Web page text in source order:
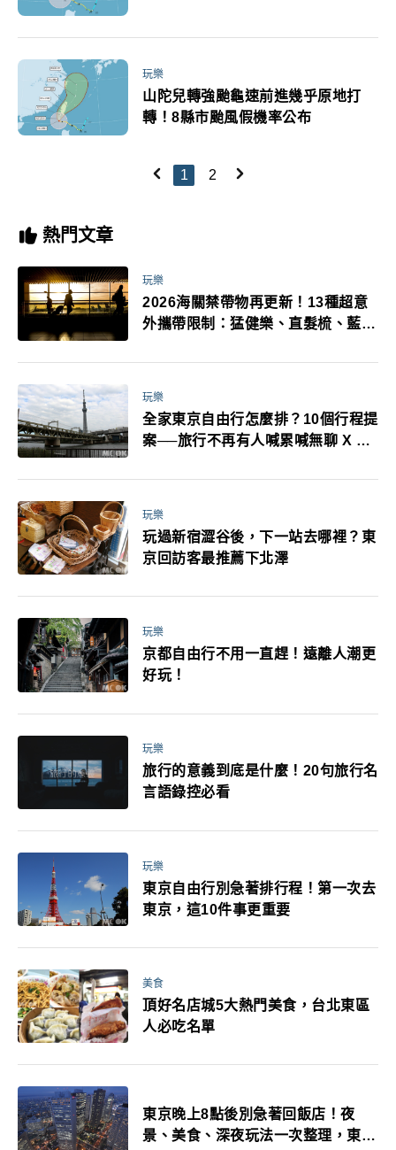
玩樂
山陀兒轉強颱龜速前進幾乎原地打
轉！8縣市颱風假機率公布
1 2
熱門文章
玩樂
2026海關禁帶物再更新！13種超意
外攜帶限制：猛健樂、直髮梳、藍牙
萬！注意事項一次看！
玩樂
全家東京自由行怎麼排？10個行程提
案──旅行不再有人喊累喊無聊 X 爸
玩樂
玩過新宿澀谷後，下一站去哪裡？東
京回訪客最推薦下北澤
玩樂
京都自由行不用一直趕！遠離人潮更
好玩！
玩樂
旅行的意義到底是什麼！20句旅行名
言語錄控必看
玩樂
東京自由行別急著排行程！第一次去
東京，這10件事更重要
美食
頂好名店城5大熱門美食，台北東區
人必吃名單
東京晚上8點後別急著回飯店！夜
景、美食、深夜玩法一次整理，東京